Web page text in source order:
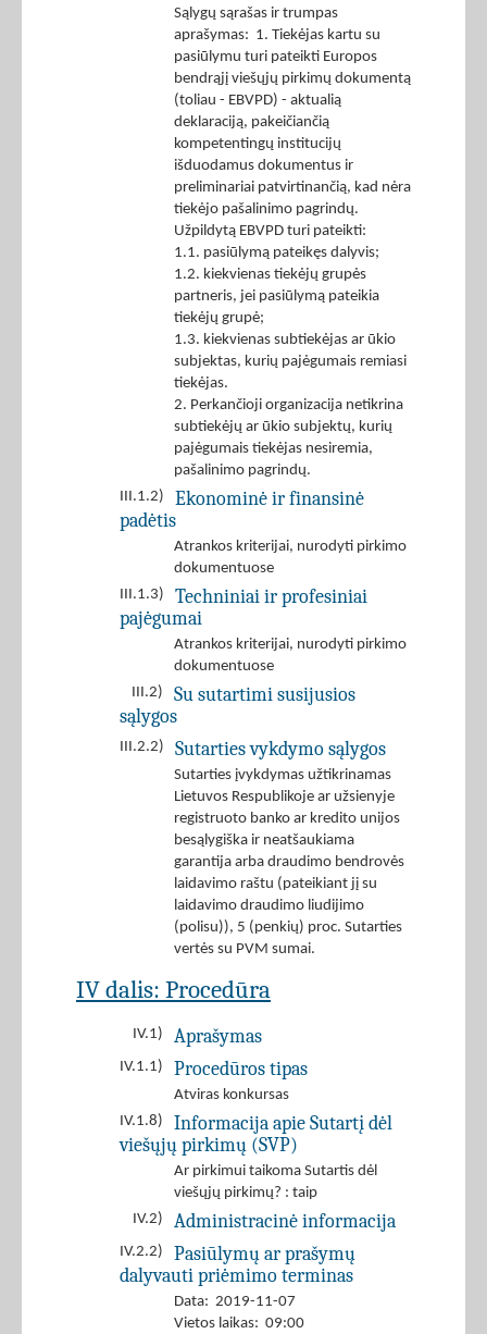
Sąlygų sąrašas ir trumpas
aprašymas: 1. Tiekėjas kartu su
pasiūlymu turi pateikti Europos
bendrąjį viešųjų pirkimų dokumentą
(toliau - EBVPD) - aktualią
deklaraciją, pakeičiančią
kompetentingų institucijų
išduodamus dokumentus ir
preliminariai patvirtinančią, kad nėra
tiekėjo pašalinimo pagrindų.
Užpildytą EBVPD turi pateikti:
1.1. pasiūlymą pateikęs dalyvis;
1.2. kiekvienas tiekėjų grupės
partneris, jei pasiūlymą pateikia
tiekėjų grupė;
1.3. kiekvienas subtiekėjas ar ūkio
subjektas, kurių pajėgumais remiasi
tiekėjas.
2. Perkančioji organizacija netikrina
subtiekėjų ar ūkio subjektų, kurių
pajėgumais tiekėjas nesiremia,
pašalinimo pagrindų.
III.1.2)
Ekonominė ir finansinė
padėtis
Atrankos kriterijai, nurodyti pirkimo
dokumentuose
III.1.3)
Techniniai ir profesiniai
pajėgumai
Atrankos kriterijai, nurodyti pirkimo
dokumentuose
III.2)
Su sutartimi susijusios
sąlygos
III.2.2) Sutarties vykdymo sąlygos
Sutarties įvykdymas užtikrinamas
Lietuvos Respublikoje ar užsienyje
registruoto banko ar kredito unijos
besąlygiška ir neatšaukiama
garantija arba draudimo bendrovės
laidavimo raštu (pateikiant jį su
laidavimo draudimo liudijimo
(polisu)), 5 (penkių) proc. Sutarties
vertės su PVM sumai.
IV dalis: Procedūra
IV.1) Aprašymas
IV.1.1) Procedūros tipas
Atviras konkursas
IV.1.8)
Informacija apie Sutartį dėl
viešųjų pirkimų (SVP)
Ar pirkimui taikoma Sutartis dėl
viešųjų pirkimų? : taip
IV.2)
Administracinė informacija
IV.2.2)
Pasiūlymų ar prašymų
dalyvauti priėmimo terminas
Data: 2019-11-07
Vietos laikas: 09:00